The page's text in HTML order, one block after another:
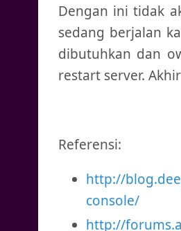
Dengan ini tidak
sedang berjalan
dibutuhkan dan
restart server.
Referensi:
http://
console/
http://